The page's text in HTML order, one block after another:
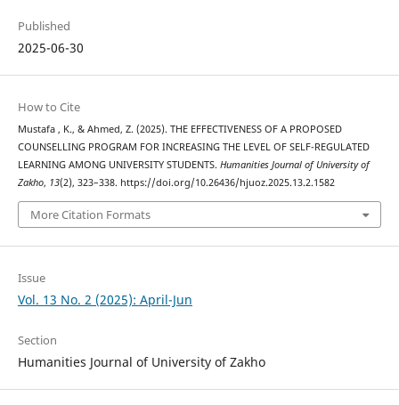
Published
2025-06-30
How to Cite
Mustafa , K., & Ahmed, Z. (2025). THE EFFECTIVENESS OF A PROPOSED
COUNSELLING PROGRAM FOR INCREASING THE LEVEL OF SELF-REGULATED
LEARNING AMONG UNIVERSITY STUDENTS. Humanities Journal of University of
Zakho, 13(2), 323–338. https://doi.org/10.26436/hjuoz.2025.13.2.1582
More Citation Formats
Issue
Vol. 13 No. 2 (2025): April-Jun
Section
Humanities Journal of University of Zakho